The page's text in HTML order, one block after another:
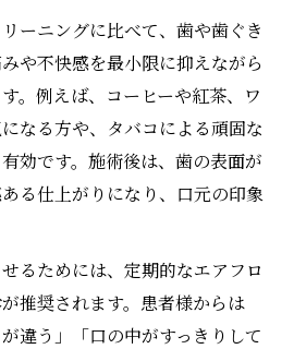
オフィルム除去と美白効果の
リーニングとの違いを徹底比
ム除去で歯科が目指す健康口
する着色汚れ対策とは
ーで着色汚れを根本から除去
ーニングに比べて、歯や歯ぐき
や不快感を最小限に抑えながら
。例えば、コーヒーや紅茶、ワ
なる方や、タバコによる頑固な
効です。施術後は、歯の表面が
る仕上がりになり、口元の印象
るためには、定期的なエアフロ
推奨されます。患者様からは
違う」「口の中がすっきりして